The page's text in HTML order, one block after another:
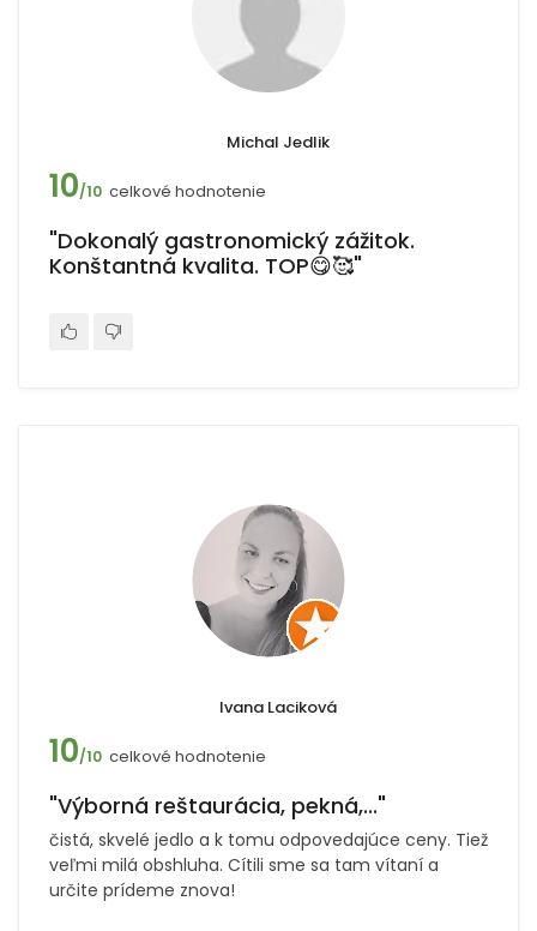
Michal Jedlik
10/10 celkové hodnotenie
"Dokonalý gastronomický zážitok.
Konštantná kvalita. TOP😋🥰"
Ivana Laciková
10/10 celkové hodnotenie
"Výborná reštaurácia, pekná,..."
čistá, skvelé jedlo a k tomu odpovedajúce ceny. Tiež
veľmi milá obshluha. Cítili sme sa tam vítaní a
určite prídeme znova!